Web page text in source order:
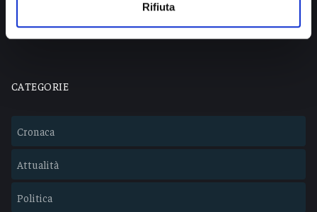
Rifiuta
Lavora con noi
CATEGORIE
Cronaca
Attualità
Politica